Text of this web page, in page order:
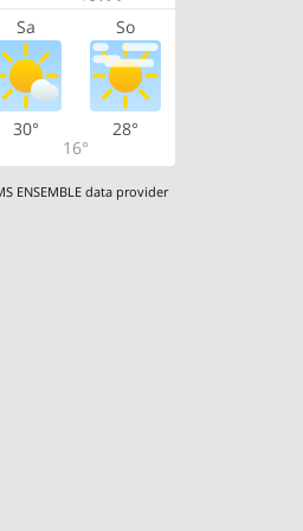
Sa So
30°
16°
28°
ENSEMBLE data provider